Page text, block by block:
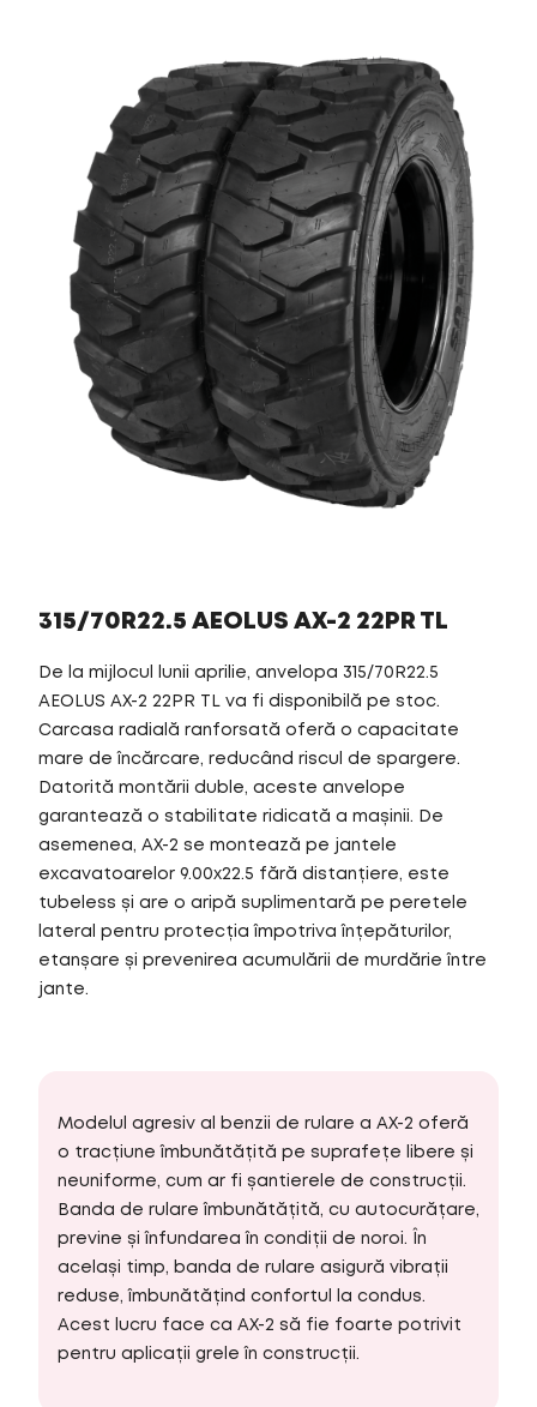
315/70R22.5 AEOLUS AX-2 22PR TL
De la mijlocul lunii aprilie, anvelopa 315/70R22.5
AEOLUS AX-2 22PR TL va fi disponibilă pe stoc.
Carcasa radială ranforsată oferă o capacitate
mare de încărcare, reducând riscul de spargere.
Datorită montării duble, aceste anvelope
garantează o stabilitate ridicată a mașinii. De
asemenea, AX-2 se montează pe jantele
excavatoarelor 9.00x22.5 fără distanțiere, este
tubeless și are o aripă suplimentară pe peretele
lateral pentru protecția împotriva înțepăturilor,
etanșare și prevenirea acumulării de murdărie între
jante.
Modelul agresiv al benzii de rulare a AX-2 oferă
o tracțiune îmbunătățită pe suprafețe libere și
neuniforme, cum ar fi șantierele de construcții.
Banda de rulare îmbunătățită, cu autocurățare,
previne și înfundarea în condiții de noroi. În
același timp, banda de rulare asigură vibrații
reduse, îmbunătățind confortul la condus.
Acest lucru face ca AX-2 să fie foarte potrivit
pentru aplicații grele în construcții.